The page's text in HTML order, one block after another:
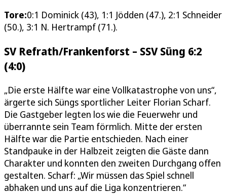
Tore:0:1 Dominick (43), 1:1 Jödden (47.), 2:1 Schneider
(50.), 3:1 N. Hertrampf (71.).
SV Refrath/Frankenforst – SSV Süng 6:2
(4:0)
„Die erste Hälfte war eine Vollkatastrophe von uns“,
ärgerte sich Süngs sportlicher Leiter Florian Scharf.
Die Gastgeber legten los wie die Feuerwehr und
überrannte sein Team förmlich. Mitte der ersten
Hälfte war die Partie entschieden. Nach einer
Standpauke in der Halbzeit zeigten die Gäste dann
Charakter und konnten den zweiten Durchgang offen
gestalten. Scharf: „Wir müssen das Spiel schnell
abhaken und uns auf die Liga konzentrieren.“